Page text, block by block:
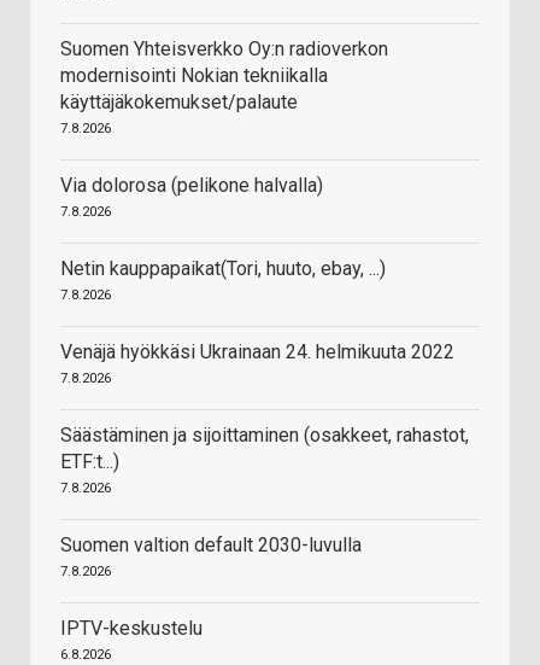
Suomen Yhteisverkko Oy:n radioverkon
modernisointi Nokian tekniikalla
käyttäjäkokemukset/palaute
7.8.2026
Via dolorosa (pelikone halvalla)
7.8.2026
Netin kauppapaikat(Tori, huuto, ebay, ...)
7.8.2026
Venäjä hyökkäsi Ukrainaan 24. helmikuuta 2022
7.8.2026
Säästäminen ja sijoittaminen (osakkeet, rahastot,
ETF:t...)
7.8.2026
Suomen valtion default 2030-luvulla
7.8.2026
IPTV-keskustelu
6.8.2026